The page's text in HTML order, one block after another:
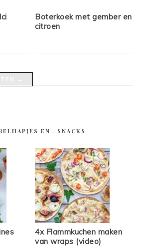
Boterkoek met gember en
citroen
EN #SNACKS
4x Flammkuchen maken
van wraps (video)